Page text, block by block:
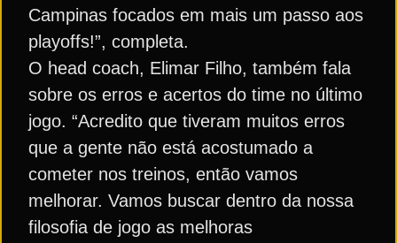
Campinas focados em mais um passo aos
playoffs!”, completa.
O head coach, Elimar Filho, também fala
sobre os erros e acertos do time no último
jogo. “Acredito que tiveram muitos erros
que a gente não está acostumado a
cometer nos treinos, então vamos
melhorar. Vamos buscar dentro da nossa
filosofia de jogo as melhoras